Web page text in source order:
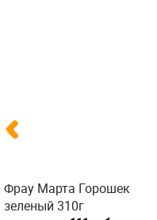
Фрау Марта Горошек
зеленый 310г